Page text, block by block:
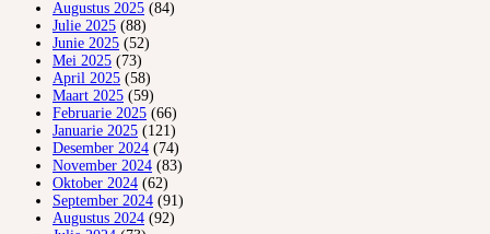
Augustus 2025 (84)
Julie 2025 (88)
Junie 2025 (52)
Mei 2025 (73)
April 2025 (58)
Maart 2025 (59)
Februarie 2025 (66)
Januarie 2025 (121)
Desember 2024 (74)
November 2024 (83)
Oktober 2024 (62)
September 2024 (91)
Augustus 2024 (92)